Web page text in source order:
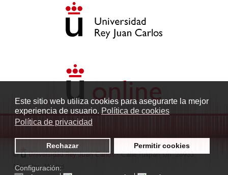
Este sitio web utiliza cookies para asegurarte la mejor
experiencia de usuario. Política de cookies
Política de privacidad
Rechazar Permitir cookies
Configuración:
© Universidad Rey Juan Carlos- Calle Tulipán s/n. 28933
Móstoles. Madrid